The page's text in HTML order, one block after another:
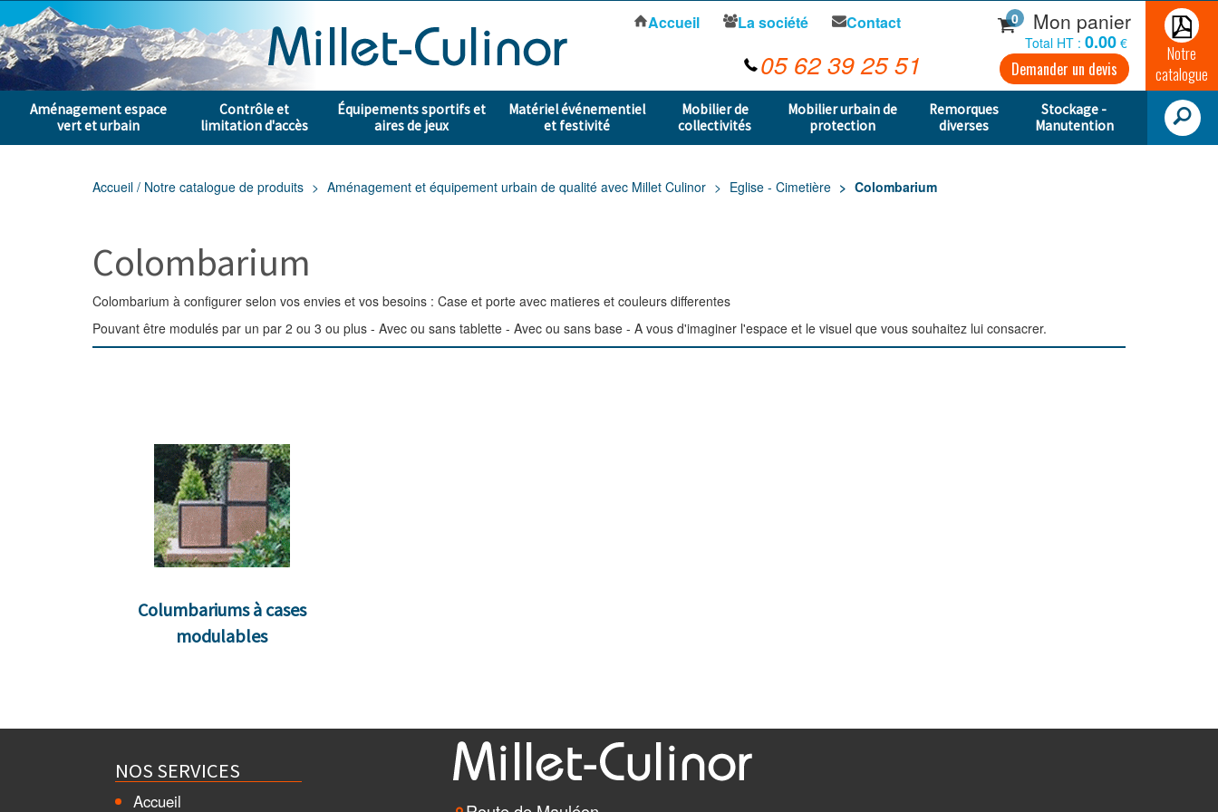
Aménagement espace
vert et urbain
Contrôle et
limitation d'accès
Équipements sportifs et
aires de jeux
Matériel événementiel
et festivité
Mobilier de
collectivités
Mobilier urbain de
protection
Remorques
diverses
Stockage -
Manutention
Accueil La société Contact
05 62 39 25 51
0 Mon panier
Total HT : 0.00 €
Demander un devis
Notre
catalogue
Accueil / Notre catalogue de produits Aménagement et équipement urbain de qualité avec Millet Culinor Eglise - Cimetière Colombarium
Colombarium
Colombarium à configurer selon vos envies et vos besoins : Case et porte avec matieres et couleurs differentes
Pouvant être modulés par un par 2 ou 3 ou plus - Avec ou sans tablette - Avec ou sans base - A vous d'imaginer l'espace et le visuel que vous souhaitez lui consacrer.
Columbariums à cases
modulables
NOS SERVICES
Accueil